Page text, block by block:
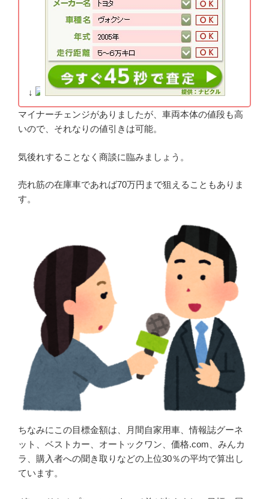
↓
マイナーチェンジがありましたが、車両本体の値段も高
いので、それなりの値引きは可能。
気後れすることなく商談に臨みましょう。
売れ筋の在庫車であれば70万円まで狙えることもありま
す。
ちなみにこの目標金額は、月間自家用車、情報誌グーネ
ット、ベストカー、オートックワン、価格.com、みんカ
ラ、購入者への聞き取りなどの上位30％の平均で算出し
ています。